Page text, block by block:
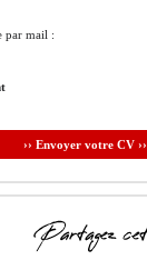
par mail :
›› Envoyer votre CV ››